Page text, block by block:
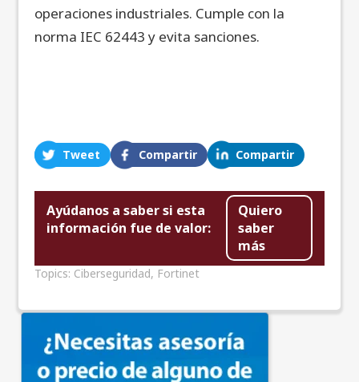
operaciones industriales. Cumple con la
norma IEC 62443 y evita sanciones.
Tweet Compartir Compartir
Ayúdanos a saber si esta
información fue de valor:
Quiero
saber
más
Topics: Ciberseguridad, Fortinet